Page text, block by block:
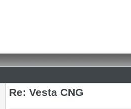
Re: Vesta CNG